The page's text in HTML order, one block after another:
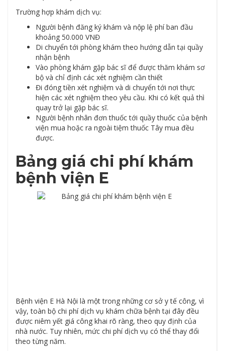
Trường hợp khám dịch vụ:
Người bệnh đăng ký khám và nộp lệ phí ban đầu
khoảng 50.000 VNĐ
Di chuyển tới phòng khám theo hướng dẫn tại quầy
nhận bệnh
Vào phòng khám gặp bác sĩ để được thăm khám sơ
bộ và chỉ định các xét nghiệm cần thiết
Đi đóng tiền xét nghiệm và di chuyển tới nơi thực
hiện các xét nghiệm theo yêu cầu. Khi có kết quả thì
quay trở lại gặp bác sĩ.
Người bệnh nhân đơn thuốc tới quầy thuốc của bệnh
viện mua hoặc ra ngoài tiệm thuốc Tây mua đều
được.
Bảng giá chi phí khám
bệnh viện E
Bệnh viện E Hà Nội là một trong những cơ sở y tế công, vì
vậy, toàn bộ chi phí dịch vụ khám chữa bệnh tại đây đều
được niêm yết giá công khai rõ ràng, theo quy định của
nhà nước. Tuy nhiên, mức chi phí dịch vụ có thể thay đổi
theo từng năm.